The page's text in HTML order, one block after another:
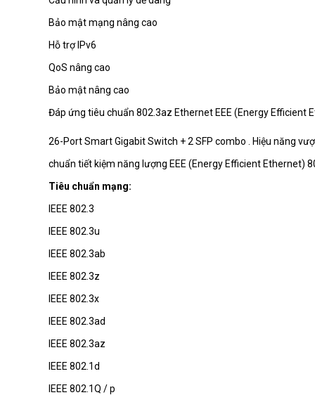
Bảo mật mạng nâng cao
Hỗ trợ IPv6
QoS nâng cao
Bảo mật nâng cao
Đáp ứng tiêu chuẩn 802.3az Ethernet EEE (Energy Efficient
26-Port Smart Gigabit Switch + 2 SFP combo . Hiệu năng
chuẩn tiết kiệm năng lượng EEE (Energy Efficient Ethernet)
Tiêu chuẩn mạng:
IEEE 802.3
IEEE 802.3u
IEEE 802.3ab
IEEE 802.3z
IEEE 802.3x
IEEE 802.3ad
IEEE 802.3az
IEEE 802.1d
IEEE 802.1Q / p